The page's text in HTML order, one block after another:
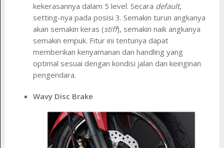
kekerasannya dalam 5 level. Secara default,
setting-nya pada posisi 3. Semakin turun angkanya
akan semakin keras (stiff), semakin naik angkanya
semakin empuk. Fitur ini tentunya dapat
memberikan kenyamanan dan handling yang
optimal sesuai dengan kondisi jalan dan keinginan
pengendara.
Wavy Disc Brake